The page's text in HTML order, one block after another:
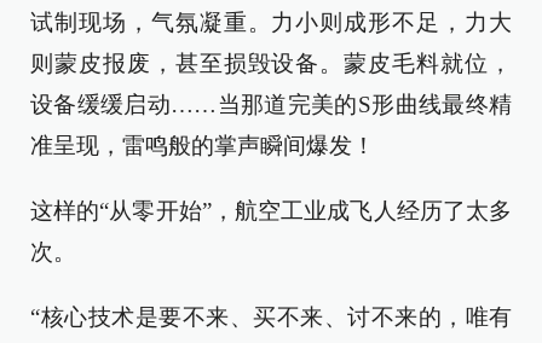
试制现场，气氛凝重。力小则成形不足，力大
则蒙皮报废，甚至损毁设备。蒙皮毛料就位，
设备缓缓启动……当那道完美的S形曲线最终精
准呈现，雷鸣般的掌声瞬间爆发！
这样的“从零开始”，航空工业成飞人经历了太多
次。
“核心技术是要不来、买不来、讨不来的，唯有